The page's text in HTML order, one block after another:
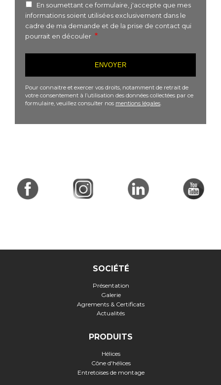
En soumettant ce formulaire, j'accepte que mes
informations soient utilisées exclusivement dans le
cadre de ma demande et de la prise de contact qui
pourrait en découler
Pour connaitre et exercer vos droits, notamment de retrait de
votre consentement à l’utilisation des données collectées par ce
formulaire, veuillez consulter nos mentions légales
SOCIÉTÉ
Présentation
Galerie
Agrements & Certificats
Actualités
PRODUITS
Hélices
Cône d'hélices
Entretoises de montage